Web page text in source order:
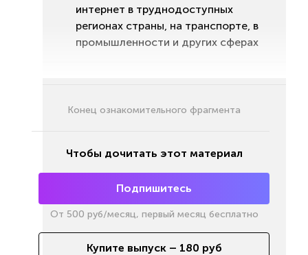
интернет в труднодоступных
регионах страны, на транспорте, в
промышленности и других сферах
Конец ознакомительного фрагмента
Чтобы дочитать этот материал
Подпишитесь
От 500 руб/месяц, первый месяц бесплатно
Купите выпуск – 180 руб